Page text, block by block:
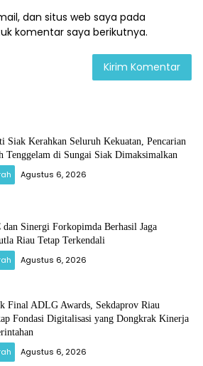
dan situs web saya pada
komentar saya berikutnya.
Siak Kerahkan Seluruh Kekuatan, Pencarian
Tenggelam di Sungai Siak Dimaksimalkan
Agustus 6, 2026
dan Sinergi Forkopimda Berhasil Jaga
Riau Tetap Terkendali
Agustus 6, 2026
Final ADLG Awards, Sekdaprov Riau
Fondasi Digitalisasi yang Dongkrak Kinerja
Agustus 6, 2026